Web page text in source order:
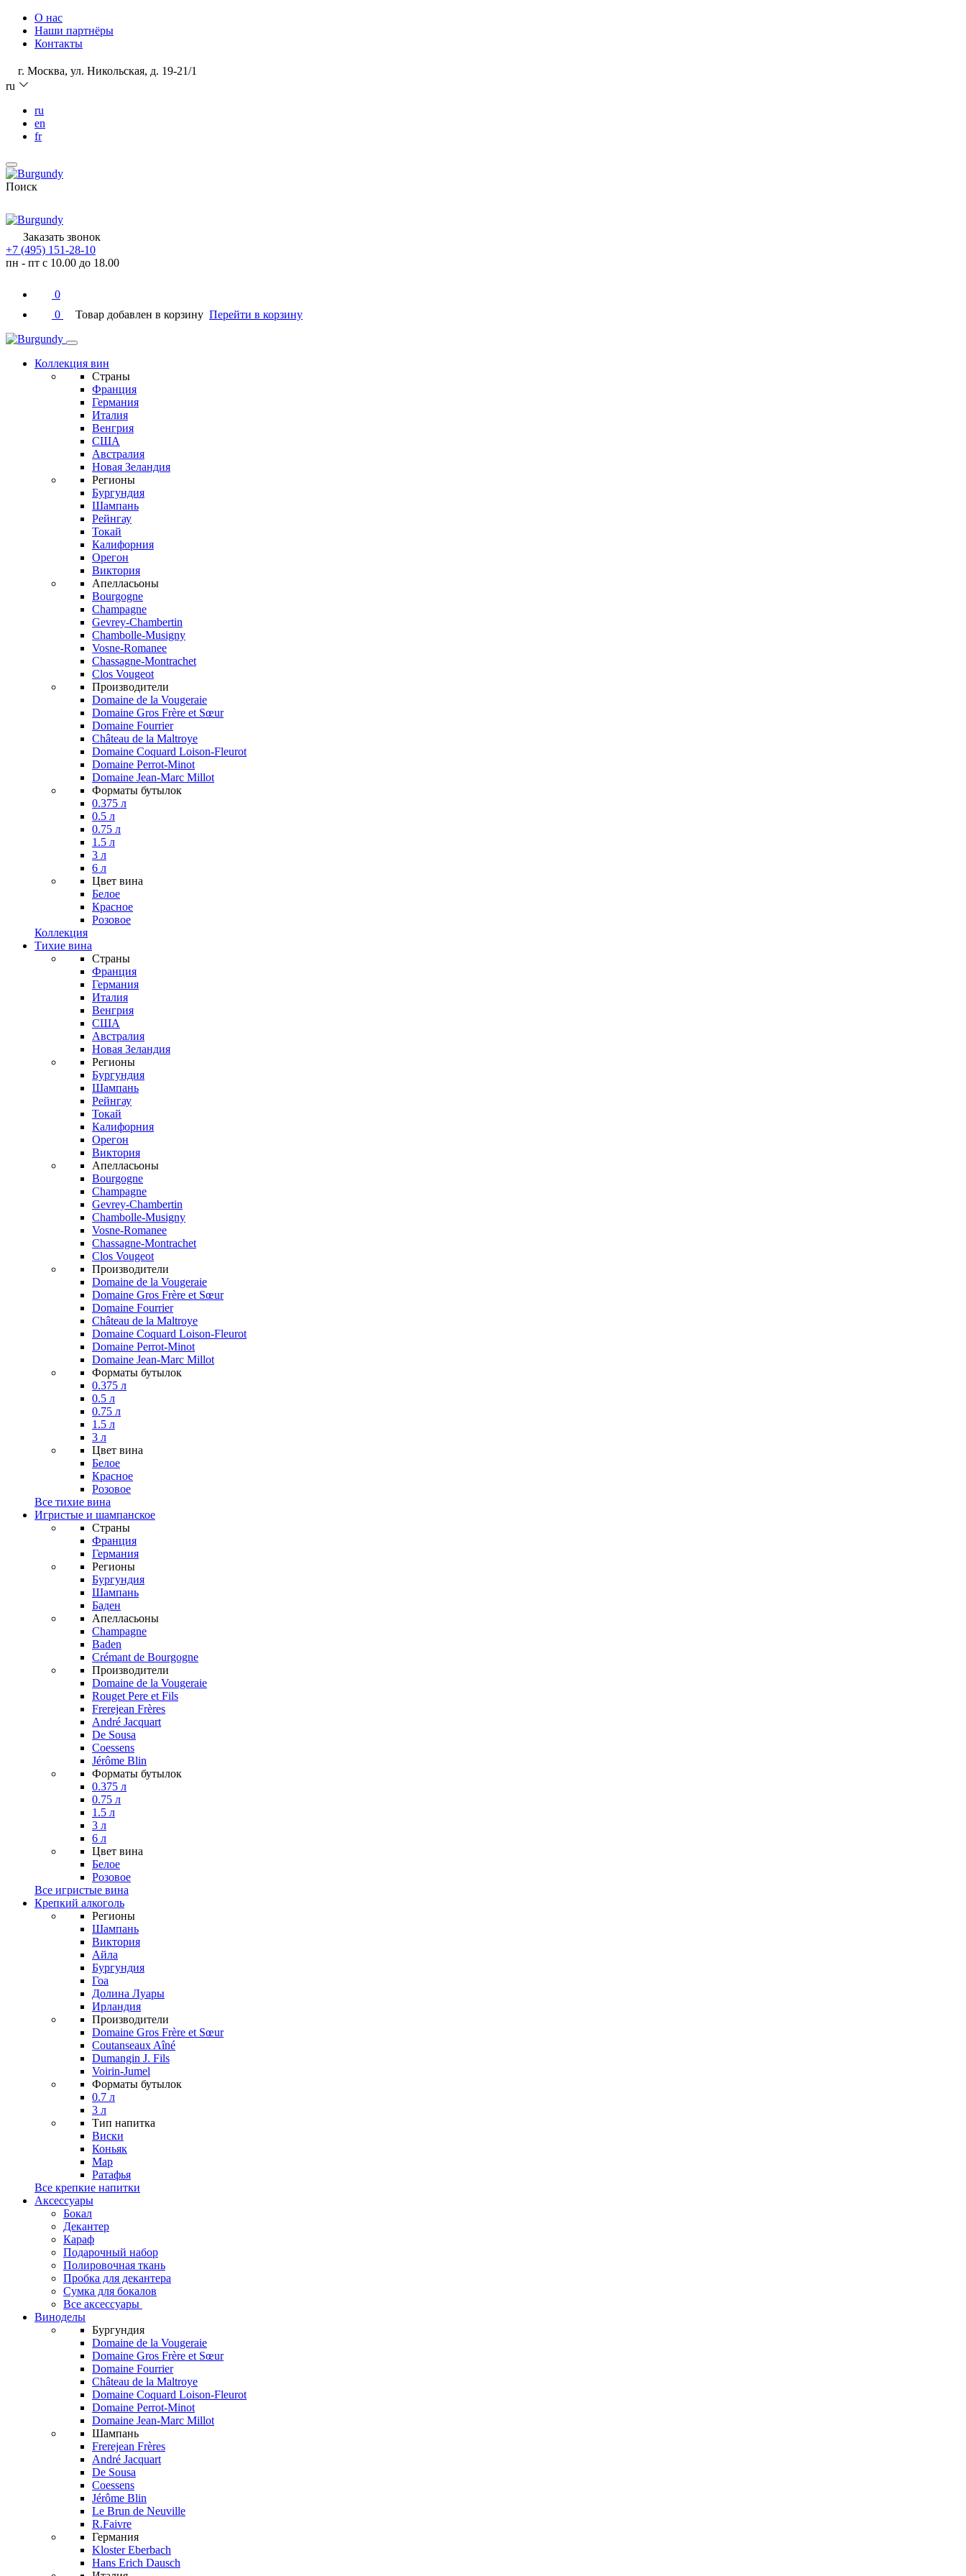
О нас
Наши партнёры
Контакты
г. Москва, ул. Никольская, д. 19-21/1
ru
ru
en
fr
Поиск
Заказать звонок
+7 (495) 151-28-10
пн - пт с 10.00 до 18.00
0
0
Товар добавлен в корзину Перейти в корзину
Коллекция вин
Страны
Франция
Германия
Италия
Венгрия
США
Австралия
Новая Зеландия
Регионы
Бургундия
Шампань
Рейнгау
Токай
Калифорния
Орегон
Виктория
Апелласьоны
Bourgogne
Champagne
Gevrey-Chambertin
Chambolle-Musigny
Vosne-Romanee
Chassagne-Montrachet
Clos Vougeot
Производители
Domaine de la Vougeraie
Domaine Gros Frère et Sœur
Domaine Fourrier
Château de la Maltroye
Domaine Coquard Loison-Fleurot
Domaine Perrot-Minot
Domaine Jean-Marc Millot
Форматы бутылок
0.375 л
0.5 л
0.75 л
1.5 л
3 л
6 л
Цвет вина
Белое
Красное
Розовое
Коллекция
Тихие вина
Страны
Франция
Германия
Италия
Венгрия
США
Австралия
Новая Зеландия
Регионы
Бургундия
Шампань
Рейнгау
Токай
Калифорния
Орегон
Виктория
Апелласьоны
Bourgogne
Champagne
Gevrey-Chambertin
Chambolle-Musigny
Vosne-Romanee
Chassagne-Montrachet
Clos Vougeot
Производители
Domaine de la Vougeraie
Domaine Gros Frère et Sœur
Domaine Fourrier
Château de la Maltroye
Domaine Coquard Loison-Fleurot
Domaine Perrot-Minot
Domaine Jean-Marc Millot
Форматы бутылок
0.375 л
0.5 л
0.75 л
1.5 л
3 л
Цвет вина
Белое
Красное
Розовое
Все тихие вина
Игристые и шампанское
Страны
Франция
Германия
Регионы
Бургундия
Шампань
Баден
Апелласьоны
Champagne
Baden
Crémant de Bourgogne
Производители
Domaine de la Vougeraie
Rouget Pere et Fils
Frerejean Frères
André Jacquart
De Sousa
Coessens
Jérôme Blin
Форматы бутылок
0.375 л
0.75 л
1.5 л
3 л
6 л
Цвет вина
Белое
Розовое
Все игристые вина
Крепкий алкоголь
Регионы
Шампань
Виктория
Айла
Бургундия
Гоа
Долина Луары
Ирландия
Производители
Domaine Gros Frère et Sœur
Coutanseaux Aîné
Dumangin J. Fils
Voirin-Jumel
Форматы бутылок
0.7 л
3 л
Тип напитка
Виски
Коньяк
Мар
Ратафья
Все крепкие напитки
Аксессуары
Бокал
Декантер
Караф
Подарочный набор
Полировочная ткань
Пробка для декантера
Сумка для бокалов
Все аксессуары
Виноделы
Бургундия
Domaine de la Vougeraie
Domaine Gros Frère et Sœur
Domaine Fourrier
Château de la Maltroye
Domaine Coquard Loison-Fleurot
Domaine Perrot-Minot
Domaine Jean-Marc Millot
Шампань
Frerejean Frères
André Jacquart
De Sousa
Coessens
Jérôme Blin
Le Brun de Neuville
R.Faivre
Германия
Kloster Eberbach
Hans Erich Dausch